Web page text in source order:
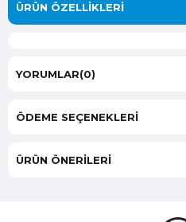
ÜRÜN ÖZELLIKLERI
YORUMLAR(0)
ÖDEME SEÇENEKLERI
ÜRÜN ÖNERILERI